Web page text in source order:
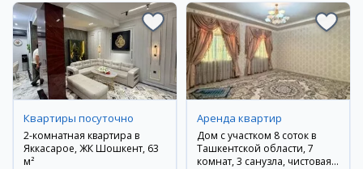
Квартиры посуточно
2-комнатная квартира в
Яккасарое, ЖК Шошкент, 63
м²
Аренда квартир
Дом с участком 8 соток в
Ташкентской области, 7
комнат, 3 санузла, чистовая